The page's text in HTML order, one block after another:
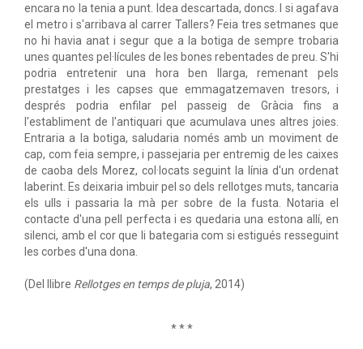
encara no la tenia a punt. Idea descartada, doncs. I si agafava
el metro i s'arribava al carrer Tallers? Feia tres setmanes que
no hi havia anat i segur que a la botiga de sempre trobaria
unes quantes pel·lícules de les bones rebentades de preu. S'hi
podria entretenir una hora ben llarga, remenant pels
prestatges i les capses que emmagatzemaven tresors, i
després podria enfilar pel passeig de Gràcia fins a
l'establiment de l'antiquari que acumulava unes altres joies.
Entraria a la botiga, saludaria només amb un moviment de
cap, com feia sempre, i passejaria per entremig de les caixes
de caoba dels Morez, col·locats seguint la línia d'un ordenat
laberint. Es deixaria imbuir pel so dels rellotges muts, tancaria
els ulls i passaria la mà per sobre de la fusta. Notaria el
contacte d'una pell perfecta i es quedaria una estona allí, en
silenci, amb el cor que li bategaria com si estigués resseguint
les corbes d'una dona.
(Del llibre Rellotges en temps de pluja, 2014)
* * *